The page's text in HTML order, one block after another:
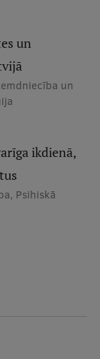
un
un
ikdienā,
Psihiskā